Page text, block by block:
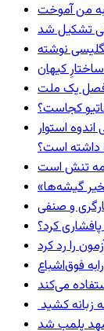
به من آموخت
تشکیل شد
نوشته
کیهان
فصل یک ملت
کجاست؟
استوار
داشته است؟
تنش است
گیشه‌ها
و صنفی
کرد؟
را رد کرد
می‌کند
زبانه کشید
پلمب شد